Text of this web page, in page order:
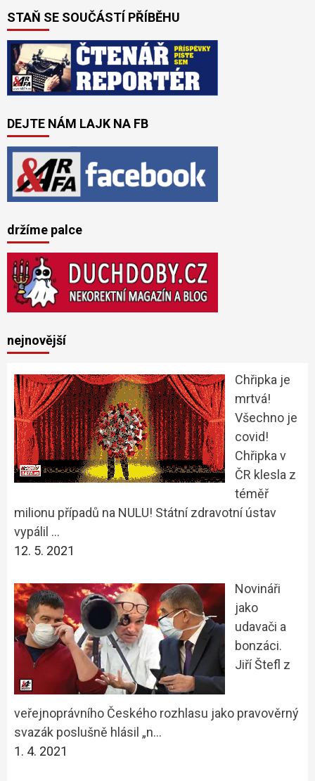
STAŇ SE SOUČÁSTÍ PŘÍBĚHU
DEJTE NÁM LAJK NA FB
držíme palce
nejnovější
Chřipka je
mrtvá!
Všechno je
covid!
Chřipka v
ČR klesla z
téměř
milionu případů na NULU! Státní zdravotní ústav
vypálil …
12. 5. 2021
Novináři
jako
udavači a
bonzáci.
Jiří Štefl z
veřejnoprávního Českého rozhlasu jako pravověrný
svazák poslušně hlásil „n…
1. 4. 2021